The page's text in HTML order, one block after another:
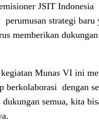
JSIT Indonesia
perumusan strategi
memberikan dukungan
kegiatan Munas VI ini
berkolaborasi dengan
dukungan semua, kita